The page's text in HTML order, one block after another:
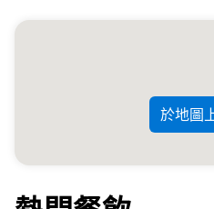
於地圖